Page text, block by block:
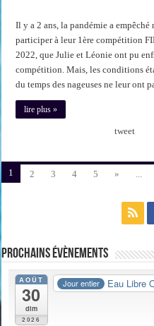
Il y a 2 ans, la pandémie a
participer à leur 1ère compétition
2022, que Julie et Léonie ont pu
compétition. Mais, les conditions
du temps des nageuses ne leur ont
lire plus »
tweet
1 2 3 4 5 »
Prochains évènements
AOÛT
30
dim
2026
Jour entier Eau Libre